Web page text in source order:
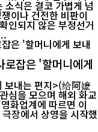
소식은 결코 가볍게 넘
이나 건전한 비판이
인되지 않은 부정선거
잡은 '할머니에게
보내는 편지>(给阿嬷
심을 모으며 해외 화교
장에서 상영을 시작했